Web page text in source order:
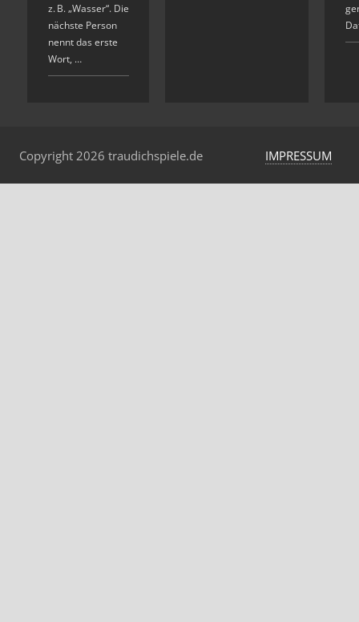
z. B. „Wasser“. Die
nächste Person
nennt das erste
Wort, …
Copyright 2026 traudichspiele.de IMPRESSUM